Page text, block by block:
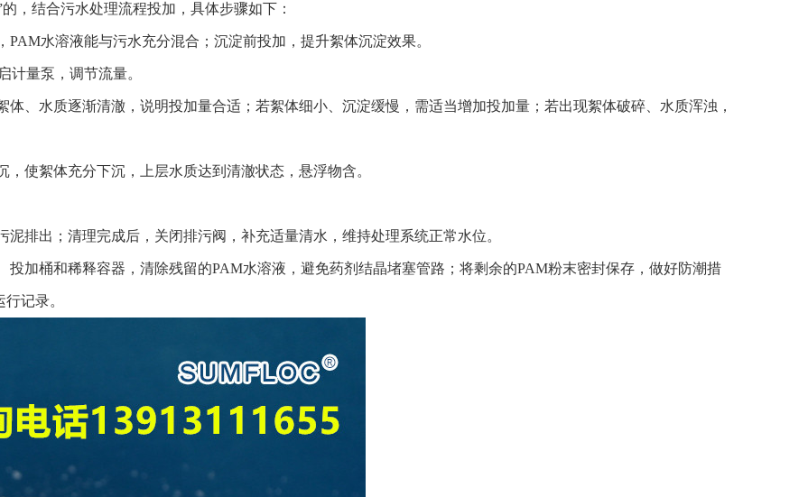
结合污水处理流程投加，具体步骤如下：
水溶液能与污水充分混合；沉淀前投加，提升絮体沉淀效果。
计量泵，调节流量。
、水质逐渐清澈，说明投加量合适；若絮体细小、沉淀缓慢，需适当增加投加量；若出现絮体破碎、水质浑浊，
使絮体充分下沉，上层水质达到清澈状态，悬浮物含。
排出；清理完成后，关闭排污阀，补充适量清水，维持处理系统正常水位。
加桶和稀释容器，清除残留的PAM水溶液，避免药剂结晶堵塞管路；将剩余的PAM粉末密封保存，做好防潮措
记录。